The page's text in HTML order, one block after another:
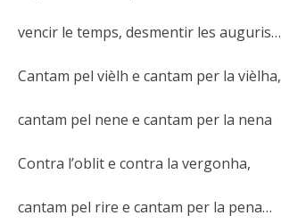
vencir le temps, desmentir les auguris…
Cantam pel vièlh e cantam per la vièlha,
cantam pel nene e cantam per la nena
Contra l’oblit e contra la vergonha,
cantam pel rire e cantam per la pena…